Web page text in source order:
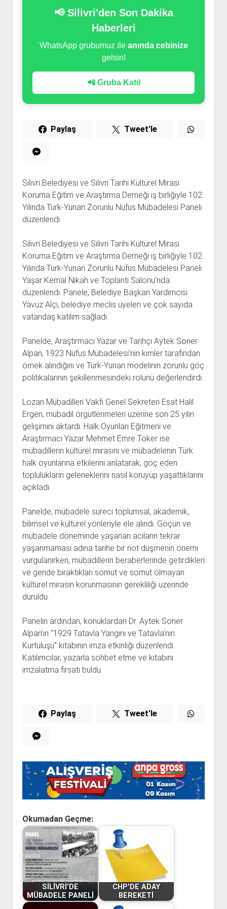
📢 Silivri'den Son Dakika
Haberleri
WhatsApp grubumuz ile anında cebinize
gelsin!
📲 Gruba Katıl
Paylaş Tweet'le
Silivri Belediyesi ve Silivri Tarihi Kültürel Mirası
Koruma Eğitim ve Araştırma Derneği iş birliğiyle 102.
Yılında Türk-Yunan Zorunlu Nüfus Mübadelesi Paneli
düzenlendi.
Silivri Belediyesi ve Silivri Tarihi Kültürel Mirası
Koruma Eğitim ve Araştırma Derneği iş birliğiyle 102.
Yılında Türk-Yunan Zorunlu Nüfus Mübadelesi Paneli
Yaşar Kemal Nikah ve Toplantı Salonu’nda
düzenlendi. Panele, Belediye Başkan Yardımcısı
Yavuz Alçi, belediye meclis üyeleri ve çok sayıda
vatandaş katılım sağladı.
Panelde, Araştırmacı Yazar ve Tarihçi Aytek Soner
Alpan, 1923 Nüfus Mübadelesi’nin kimler tarafından
örnek alındığını ve Türk-Yunan modelinin zorunlu göç
politikalarının şekillenmesindeki rolünü değerlendirdi.
Lozan Mübadilleri Vakfı Genel Sekreteri Esat Halil
Ergen, mübadil örgütlenmeleri üzerine son 25 yılın
gelişimini aktardı. Halk Oyunları Eğitmeni ve
Araştırmacı Yazar Mehmet Emre Toker ise
mübadillerin kültürel mirasını ve mübadelenin Türk
halk oyunlarına etkilerini anlatarak, göç eden
toplulukların geleneklerini nasıl koruyup yaşattıklarını
açıkladı.
Panelde, mübadele süreci toplumsal, akademik,
bilimsel ve kültürel yönleriyle ele alındı. Göçün ve
mübadele döneminde yaşanan acıların tekrar
yaşanmaması adına tarihe bir not düşmenin önemi
vurgulanırken, mübadillerin beraberlerinde getirdikleri
ve geride bıraktıkları somut ve somut olmayan
kültürel mirasın korunmasının gerekliliği üzerinde
duruldu.
Panelin ardından, konuklardan Dr. Aytek Soner
Alpan’ın “1929 Tatavla Yangını ve Tatavla’nın
Kurtuluşu” kitabının imza etkinliği düzenlendi.
Katılımcılar, yazarla sohbet etme ve kitabını
imzalatma fırsatı buldu.
Paylaş Tweet'le
Okumadan Geçme:
SİLİVRİ'DE
MÜBADELE PANELİ
CHP'DE ADAY
BEREKETİ